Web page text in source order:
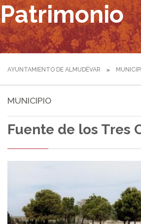
Patrimonio
AYUNTAMIENTO DE ALMUDÉVAR
MUNICIPIO
Fuente de los Tres